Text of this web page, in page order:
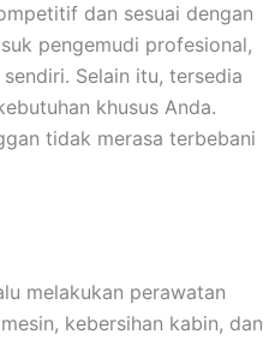
dan sesuai dengan
pengemudi profesional,
Selain itu, tersedia
khusus Anda.
tidak merasa terbebani
melakukan perawatan
kebersihan kabin, dan